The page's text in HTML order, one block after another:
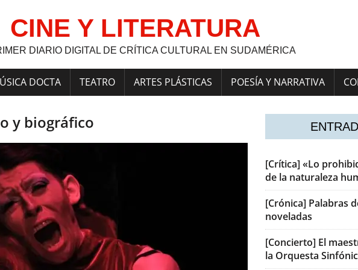
CINE Y LITERATURA
DIARIO DIGITAL DE CRÍTICA CULTURAL EN SUDAMÉRICA
DOCTA TEATRO ARTES PLÁSTICAS POESÍA Y NARRATIVA
y biográfico
[Crítica] «Lo
de la naturaleza
[Crónica] Palabras
noveladas
[Concierto] El
la Orquesta